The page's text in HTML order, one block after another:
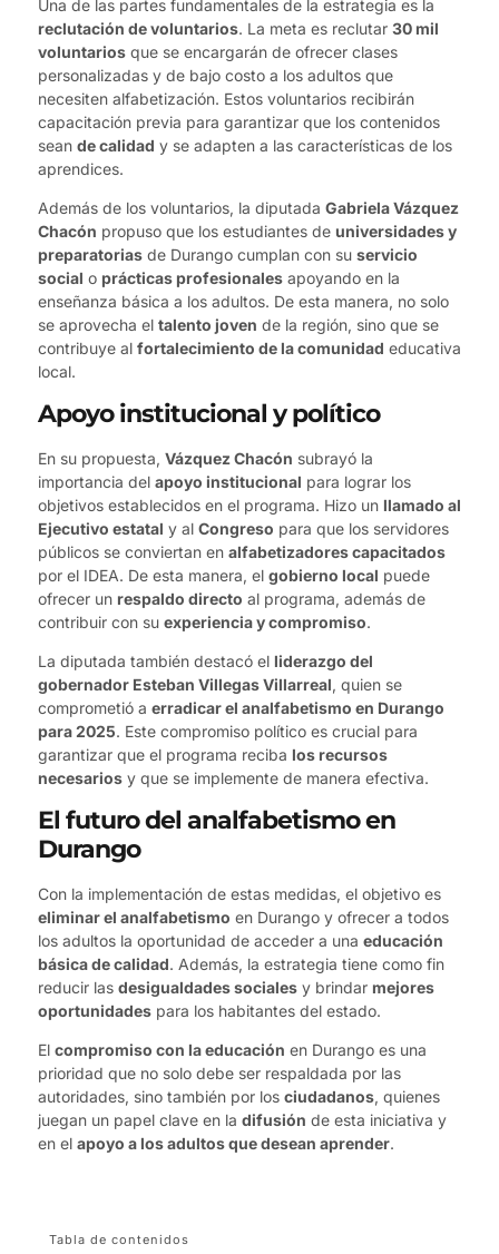
Una de las partes fundamentales de la estrategia es la
reclutación de voluntarios. La meta es reclutar 30 mil
voluntarios que se encargarán de ofrecer clases
personalizadas y de bajo costo a los adultos que
necesiten alfabetización. Estos voluntarios recibirán
capacitación previa para garantizar que los contenidos
sean de calidad y se adapten a las características de los
aprendices.
Además de los voluntarios, la diputada Gabriela Vázquez
Chacón propuso que los estudiantes de universidades y
preparatorias de Durango cumplan con su servicio
social o prácticas profesionales apoyando en la
enseñanza básica a los adultos. De esta manera, no solo
se aprovecha el talento joven de la región, sino que se
contribuye al fortalecimiento de la comunidad educativa
local.
Apoyo institucional y político
En su propuesta, Vázquez Chacón subrayó la
importancia del apoyo institucional para lograr los
objetivos establecidos en el programa. Hizo un llamado al
Ejecutivo estatal y al Congreso para que los servidores
públicos se conviertan en alfabetizadores capacitados
por el IDEA. De esta manera, el gobierno local puede
ofrecer un respaldo directo al programa, además de
contribuir con su experiencia y compromiso.
La diputada también destacó el liderazgo del
gobernador Esteban Villegas Villarreal, quien se
comprometió a erradicar el analfabetismo en Durango
para 2025. Este compromiso político es crucial para
garantizar que el programa reciba los recursos
necesarios y que se implemente de manera efectiva.
El futuro del analfabetismo en
Durango
Con la implementación de estas medidas, el objetivo es
eliminar el analfabetismo en Durango y ofrecer a todos
los adultos la oportunidad de acceder a una educación
básica de calidad. Además, la estrategia tiene como fin
reducir las desigualdades sociales y brindar mejores
oportunidades para los habitantes del estado.
El compromiso con la educación en Durango es una
prioridad que no solo debe ser respaldada por las
autoridades, sino también por los ciudadanos, quienes
juegan un papel clave en la difusión de esta iniciativa y
en el apoyo a los adultos que desean aprender.
Tabla de contenidos